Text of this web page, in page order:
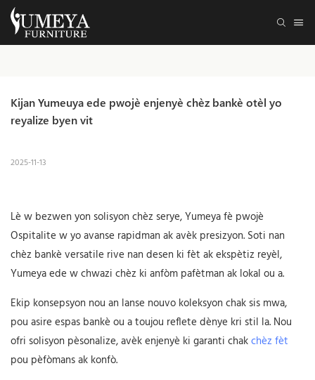
Kijan Yumeuya ede pwojè enjenyè chèz bankè otèl yo
reyalize byen vit
2025-11-13
Lè w bezwen yon solisyon chèz serye, Yumeya fè pwojè
Ospitalite w yo avanse rapidman ak avèk presizyon. Soti nan
chèz bankè versatile rive nan desen ki fèt ak ekspètiz reyèl,
Yumeya ede w chwazi chèz ki anfòm pafètman ak lokal ou a.
Ekip konsepsyon nou an lanse nouvo koleksyon chak sis mwa,
pou asire espas bankè ou a toujou reflete dènye kri stil la. Nou
ofri solisyon pèsonalize, avèk enjenyè ki garanti chakchèz fèt
pou pèfòmans ak konfò.